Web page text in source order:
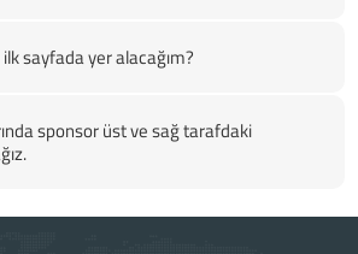
sayfada yer alacağım?
sponsor üst ve sağ tarafdaki